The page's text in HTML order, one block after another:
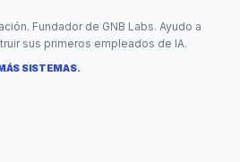
Fundador de GNB Labs. Ayudo a
sus primeros empleados de IA.
SISTEMAS.